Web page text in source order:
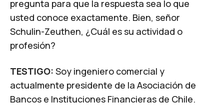
pregunta para que la respuesta sea lo que
usted conoce exactamente. Bien, señor
Schulin-Zeuthen, ¿Cuál es su actividad o
profesión?
TESTIGO: Soy ingeniero comercial y
actualmente presidente de la Asociación de
Bancos e Instituciones Financieras de Chile.